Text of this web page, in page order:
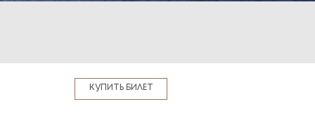
КУПИТЬ БИЛЕТ